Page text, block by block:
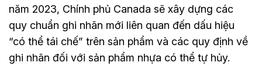
năm 2023, Chính phủ Canada sẽ xây dựng các
quy chuẩn ghi nhãn mới liên quan đến dấu hiệu
“có thể tái chế” trên sản phẩm và các quy định về
ghi nhãn đối với sản phẩm nhựa có thể tự hủy.